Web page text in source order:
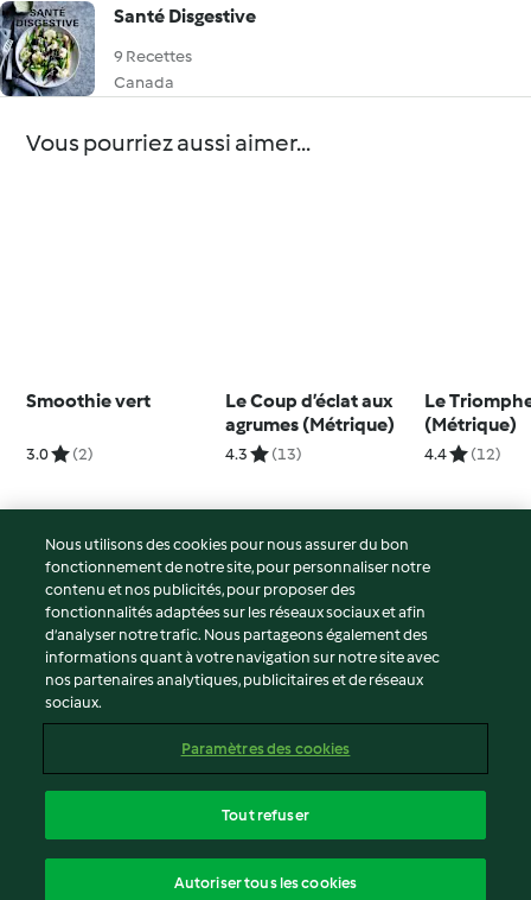
Santé Disgestive
9 Recettes
Canada
Vous pourriez aussi aimer...
Smoothie vert
3.0 (2)
Le Coup d’éclat aux
agrumes (Métrique)
4.3 (13)
Le
(Métrique)
4.4 (12)
© Copyright 2026
Conditions d'utilisation
Politique de confidentialité
Non-responsabilité
Mentions légales
Contenu du rapport
Déclaration d'accessibilité
Nous utilisons des cookies pour nous assurer du bon
fonctionnement de notre site, pour personnaliser notre
contenu et nos publicités, pour proposer des
fonctionnalités adaptées sur les réseaux sociaux et afin
d’analyser notre trafic. Nous partageons également des
informations quant à votre navigation sur notre site avec
nos partenaires analytiques, publicitaires et de réseaux
sociaux.
Paramètres des cookies
Tout refuser
Autoriser tous les cookies